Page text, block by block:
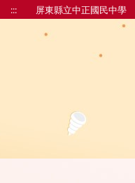
::: 屏東縣立中正國民中學